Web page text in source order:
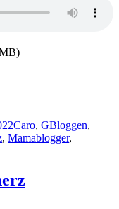
Caro, GBloggen,
, Mamablogger,